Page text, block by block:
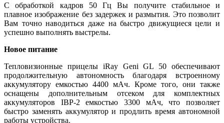
С обработкой кадров 50 Гц Вы получите стабильное и
плавное изображение без задержек и размытия. Это позволит
Вам точно наводиться даже на быстро движущиеся цели и
успешно выполнять выстрелы.
Новое питание
Тепловизионные прицелы iRay Geni GL 50 обеспечивают
продолжительную автономность благодаря встроенному
аккумулятору емкостью 4400 мАч. Кроме того, они также
оснащены дополнительным отсеком для комплектных
аккумуляторов IBP-2 емкостью 3300 мАч, что позволяет
быстро заменять аккумулятор и продлить время автономной
работы устройства.